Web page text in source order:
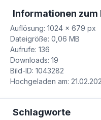
Informationen zum
Auflösung: 1024 × 679 px
Dateigröße: 0,06 MB
Aufrufe: 136
Downloads: 19
Bild-ID: 1043282
Hochgeladen am:
Schlagworte